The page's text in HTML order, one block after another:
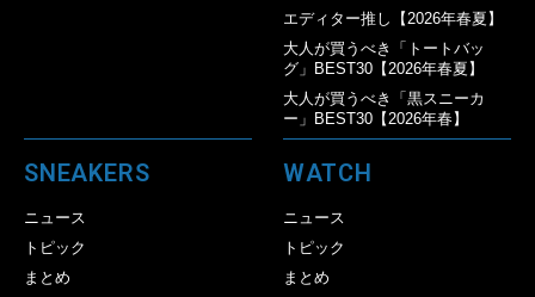
エディター推し【2026年春夏】
大人が買うべき「トートバッ
グ」BEST30【2026年春夏】
大人が買うべき「黒スニーカ
ー」BEST30【2026年春】
SNEAKERS
ニュース
トピック
まとめ
WATCH
ニュース
トピック
まとめ